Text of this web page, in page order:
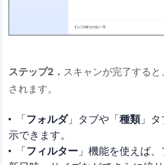
ステップ2． スキャンが完了する
されます。
「フォルダ」タブや「種類」タ
示できます。
「フィルター」機能を使えば